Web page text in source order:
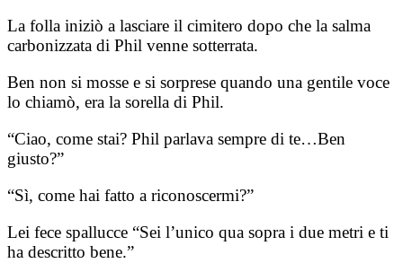
La folla iniziò a lasciare il cimitero dopo che la salma
carbonizzata di Phil venne sotterrata.
Ben non si mosse e si sorprese quando una gentile voce
lo chiamò, era la sorella di Phil.
“Ciao, come stai? Phil parlava sempre di te…Ben
giusto?”
“Sì, come hai fatto a riconoscermi?”
Lei fece spallucce “Sei l’unico qua sopra i due metri e ti
ha descritto bene.”